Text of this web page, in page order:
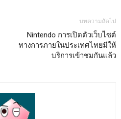
บทความถัดไป
Nintendo การเปิดตัวเว็บไซต์
ทางการภายในประเทศไทยมีให้
บริการเข้าชมกันแล้ว